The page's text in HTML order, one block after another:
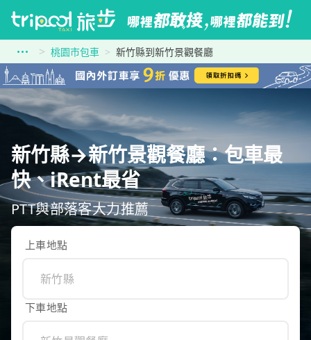
桃園市包車 新竹縣到新竹景觀餐廳
新竹縣→新竹景觀餐廳：包車最
快、iRent最省
PTT與部落客大力推薦
上車地點
下車地點